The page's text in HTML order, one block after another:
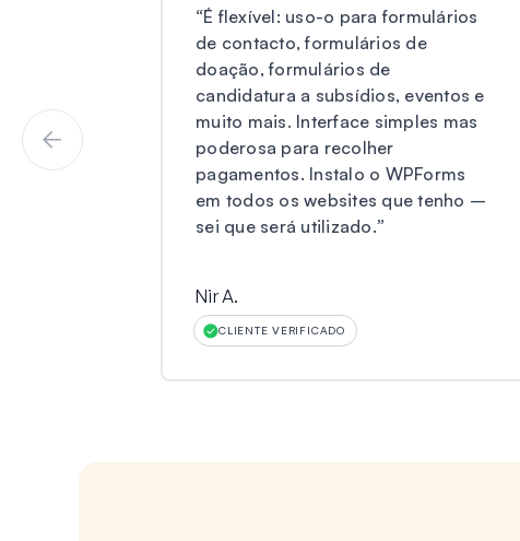
“É flexível: uso-o para formulários
de contacto, formulários de
doação, formulários de
candidatura a subsídios, eventos e
muito mais. Interface simples mas
poderosa para recolher
pagamentos. Instalo o WPForms
em todos os websites que tenho –
sei que será utilizado.”
Nir A.
CLIENTE VERIFICADO